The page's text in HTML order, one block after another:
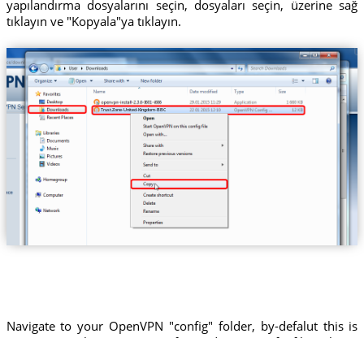
yapılandırma dosyalarını seçin, dosyaları seçin, üzerine sağ
tıklayın ve "Kopyala"ya tıklayın.
Trust.Zone-United-Kingdom-BBC
Navigate to your OpenVPN "config" folder, by-defalut this is